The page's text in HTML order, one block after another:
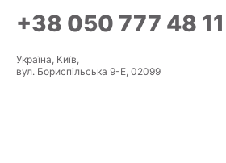
+38 050 777 48 11
Україна, Київ,
вул. Бориспільська 9-Е, 02099